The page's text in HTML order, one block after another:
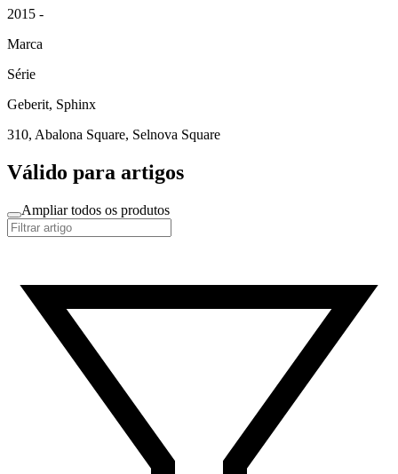
2015 -
Marca
Série
Geberit, Sphinx
310, Abalona Square, Selnova Square
Válido para artigos
Ampliar todos os produtos